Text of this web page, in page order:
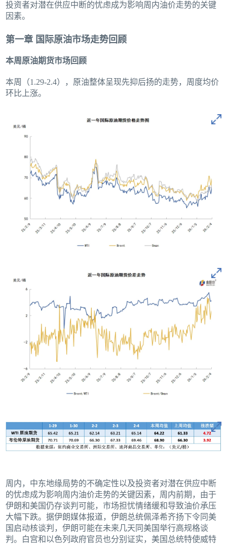
投资者对潜在供应中断的忧虑成为影响周内油价走势的关键
因素。
第一章 国际原油市场走势回顾
本周原油期货市场回顾
本周（1.29-2.4），原油整体呈现先抑后扬的走势，周度均价
环比上涨。
周内，中东地缘局势的不确定性以及投资者对潜在供应中断
的忧虑成为影响周内油价走势的关键因素，周内前期，由于
伊朗和美国仍存谈判可能，市场担忧情绪缓和导致油价承压
大幅下跌。据伊朗媒体报道，伊朗总统佩泽希齐扬下令同美
国启动核谈判，伊朗可能在未来几天同美国举行高规格谈
判。白宫和以色列政府官员也分别证实，美国总统特使威特